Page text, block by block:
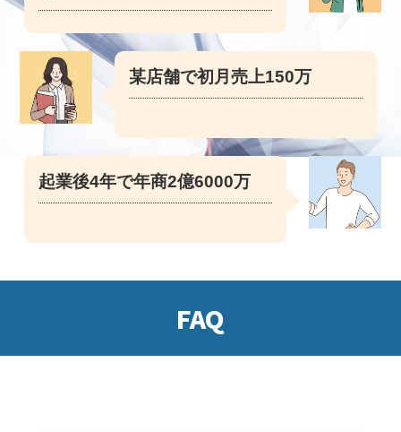
某店舗で初月売上150万
起業後4年で年商2億6000万
FAQ